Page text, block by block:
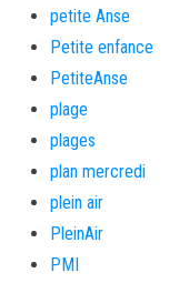
petite Anse
Petite enfance
PetiteAnse
plage
plages
plan mercredi
plein air
PleinAir
PMI